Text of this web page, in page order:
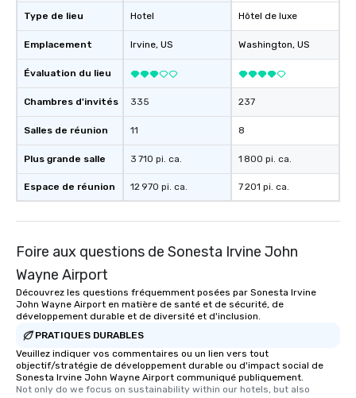
Type de lieu
Emplacement
Évaluation du lieu
Chambres d'invités
Salles de réunion
Plus grande salle
Espace de réunion
Hotel
Irvine, US
335
11
3 710 pi. ca.
12 970 pi. ca.
Hôtel de luxe
Washington, US
237
8
1 800 pi. ca.
7 201 pi. ca.
Foire aux questions de Sonesta Irvine John
Wayne Airport
Découvrez les questions fréquemment posées par Sonesta Irvine
John Wayne Airport en matière de santé et de sécurité, de
développement durable et de diversité et d'inclusion.
PRATIQUES DURABLES
Veuillez indiquer vos commentaires ou un lien vers tout
objectif/stratégie de développement durable ou d'impact social de
Sonesta Irvine John Wayne Airport communiqué publiquement.
Not only do we focus on sustainability within our hotels, but also